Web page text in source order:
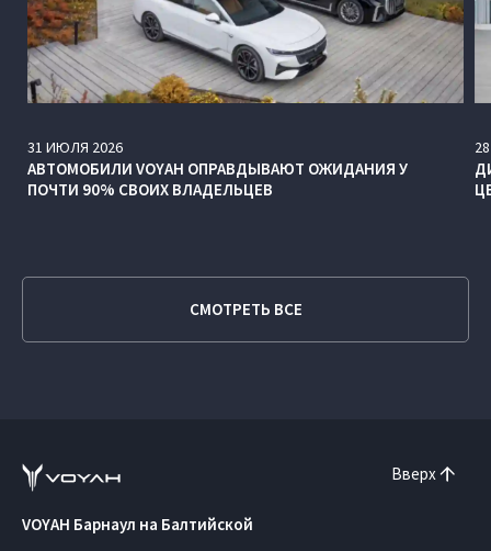
31 ИЮЛЯ 2026
АВТОМОБИЛИ VOYAH ОПРАВДЫВАЮТ ОЖИДАНИЯ У
ПОЧТИ 90% СВОИХ ВЛАДЕЛЬЦЕВ
28
СМОТРЕТЬ ВСЕ
Вверх
VOYAH Барнаул на Балтийской